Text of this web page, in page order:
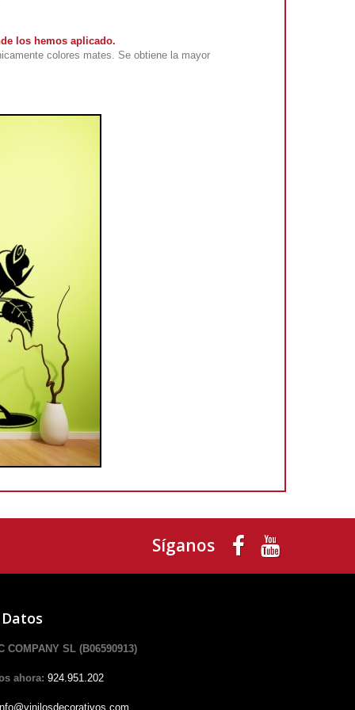
los hemos aplicado.
colores mates. Se obtiene la mayor
Síganos
COMPANY SL (B06590913)
ahora: 924.951.202